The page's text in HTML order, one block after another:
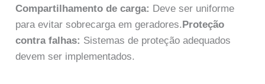
Compartilhamento de carga: Deve ser uniforme
para evitar sobrecarga em geradores.Proteção
contra falhas: Sistemas de proteção adequados
devem ser implementados.